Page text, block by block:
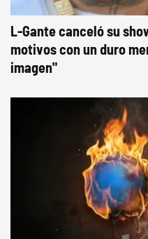
L-Gante canceló su
motivos con un duro
imagen"